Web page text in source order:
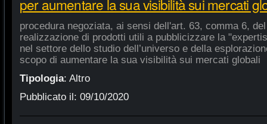
per aumentare la sua visibilità sui mercati
procedura negoziata, ai sensi dell'art. 63, comma 6,
realizzazione di prodotti utili a pubblicizzare la
nel settore dello studio dell’universo e della
scopo di aumentare la sua visibilità sui mercati globali
Tipologia: Altro
Pubblicato il: 09/10/2020